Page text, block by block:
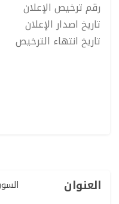
رقم ترخيص الإعلان
تاريخ اصدار الإعلان
تاريخ انتهاء الترخيص
العنوان السويدي, 12788,